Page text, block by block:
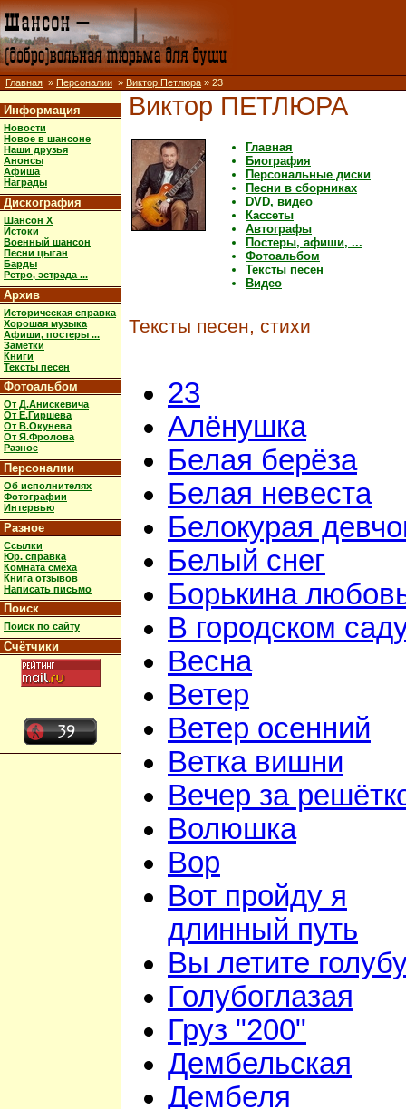
Главная » Персоналии » Виктор Петлюра » 23
Информация
Новости
Новое в шансоне
Наши друзья
Анонсы
Афиша
Награды
Дискография
Шансон X
Истоки
Военный шансон
Песни цыган
Барды
Ретро, эстрада ...
Архив
Историческая справка
Хорошая музыка
Афиши, постеры ...
Заметки
Книги
Тексты песен
Фотоальбом
От Д.Анискевича
От Е.Гиршева
От В.Окунева
От Я.Фролова
Разное
Персоналии
Об исполнителях
Фотографии
Интервью
Разное
Ссылки
Юр. справка
Комната смеха
Книга отзывов
Написать письмо
Поиск
Поиск по сайту
Счётчики
Виктор ПЕТЛЮРА
Главная
Биография
Персональные диски
Песни в сборниках
DVD, видео
Кассеты
Автографы
Постеры, афиши, ...
Фотоальбом
Тексты песен
Видео
Тексты песен, стихи
23
Алёнушка
Белая берёза
Белая невеста
Белокурая
Белый снег
Борькина
В городском
Весна
Ветер
Ветер осенний
Ветка вишни
Вечер за
Волюшка
Вор
Вот пройду я
длинный путь
Вы летите
Голубоглазая
Груз "200"
Дембельская
Дембеля